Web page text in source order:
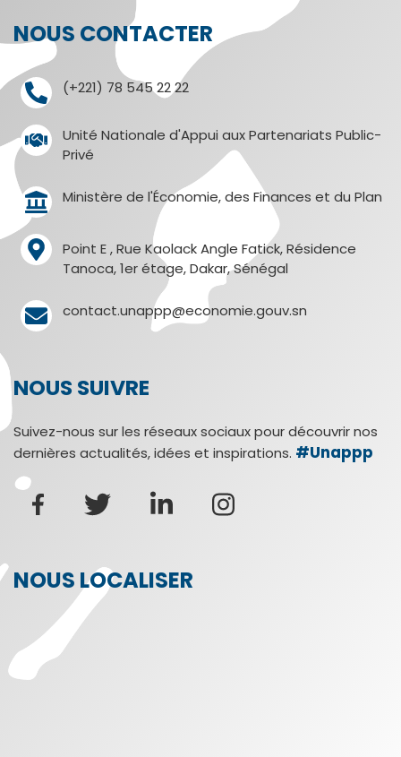
NOUS CONTACTER
(+221) 78 545 22 22
Unité Nationale d'Appui aux Partenariats Public-
Privé
Ministère de l'Économie, des Finances et du Plan
Point E , Rue Kaolack Angle Fatick, Résidence
Tanoca, 1er étage, Dakar, Sénégal
contact.unappp@economie.gouv.sn
NOUS SUIVRE
Suivez-nous sur les réseaux sociaux pour découvrir nos
dernières actualités, idées et inspirations. #Unappp
NOUS LOCALISER